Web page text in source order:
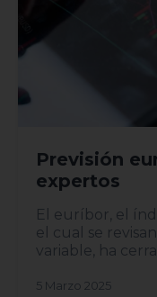
Previsión
expertos
El euríbor, el
el cual se
variable, ha
5 Marzo 2025